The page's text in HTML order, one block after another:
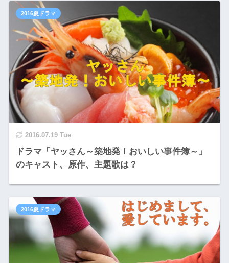
2016.07.19 Tue
ドラマ「ヤッさん～築地発！おいしい事件簿～」
のキャスト、原作、主題歌は？
2016夏ドラマ
2016夏ドラマ